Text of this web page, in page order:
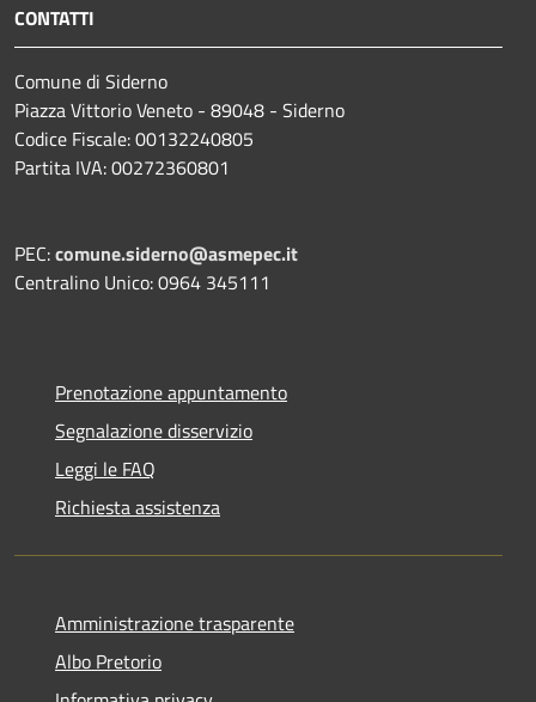
CONTATTI
Comune di Siderno
Piazza Vittorio Veneto - 89048 - Siderno
Codice Fiscale: 00132240805
Partita IVA: 00272360801
PEC:comune.siderno@asmepec.it
Centralino Unico: 0964 345111
Prenotazione appuntamento
Segnalazione disservizio
Leggi le FAQ
Richiesta assistenza
Amministrazione trasparente
Albo Pretorio